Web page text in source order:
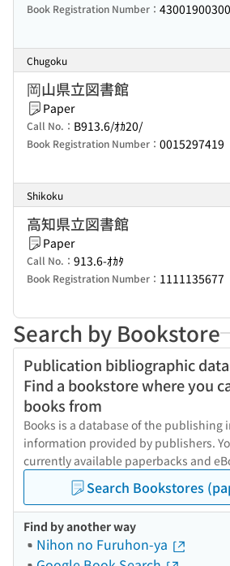
Book Registration Number：
Chugoku
岡山県立図書館
Paper
Call No.： B913.6/ｵｶ20/
Book Registration Number： 0015297419
Shikoku
高知県立図書館
Paper
Call No.： 913.6-ｵｶﾀ
Book Registration Number： 1111135677
Search by Bookstore
Publication bibliographic
Find a bookstore where you
books from
Books is a database of the publishing
information provided by publishers.
currently available paperbacks and
Search Bookstores
Find by another way
Nihon no Furuhon-ya